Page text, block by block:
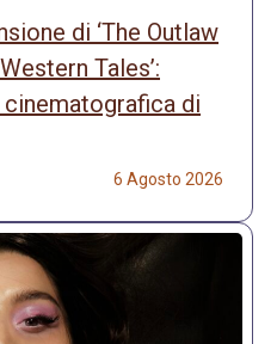
di ‘The Outlaw
Tales’:
cinematografica di
6 Agosto 2026